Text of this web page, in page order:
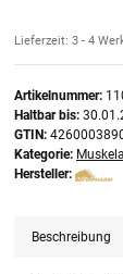
Lieferzeit: 3 - 4
Artikelnummer:
Haltbar bis:
GTIN:
Kategorie:
Hersteller:
Beschreibung